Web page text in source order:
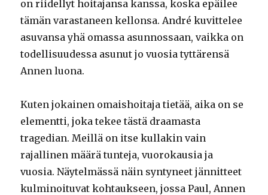
on riidellyt hoitajansa kanssa, koska epäilee
tämän varastaneen kellonsa. André kuvittelee
asuvansa yhä omassa asunnossaan, vaikka on
todellisuudessa asunut jo vuosia tyttärensä
Annen luona.
Kuten jokainen omaishoitaja tietää, aika on se
elementti, joka tekee tästä draamasta
tragedian. Meillä on itse kullakin vain
rajallinen määrä tunteja, vuorokausia ja
vuosia. Näytelmässä näin syntyneet jännitteet
kulminoituvat kohtaukseen, jossa Paul, Annen